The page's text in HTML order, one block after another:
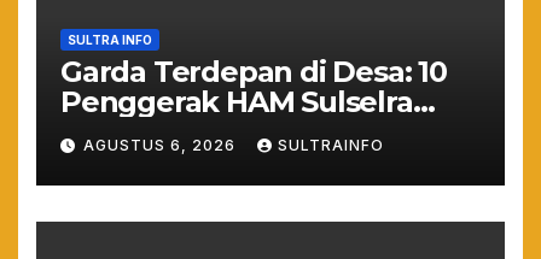
SULTRA INFO
Garda Terdepan di Desa: 10
Penggerak HAM Sulselra
Resmi Bertugas Mengawal
Asta Cita Prabowo
AGUSTUS 6, 2026 SULTRAINFO